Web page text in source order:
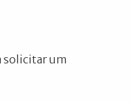
solicitar um